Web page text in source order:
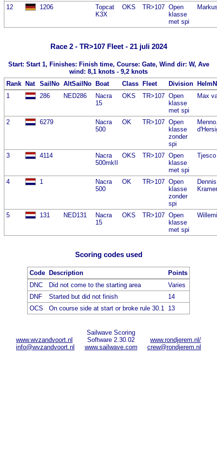
12 1206
Topcat
K3X
OKS TR>107 Open
klasse
met spi
Race 2 - TR>107 Fleet - 21 juli 2024
Start: Start 1, Finishes: Finish time, Course: Gate, Wind dir: W, Ave
wind: 8,1 knots - 9,2 knots
Rank
Nat SailNo AltSailNo Boat Class Fleet Division
1
286 NED286
Nacra
15
OKS TR>107 Open
klasse
met spi
Max
2 6279
Nacra
500
OK TR>107 Open
klasse
zonder
spi
3 4114
Nacra
500mkII
OKS TR>107 Open
klasse
met spi
4 1
Nacra
500
OK TR>107 Open
klasse
zonder
spi
Kramer
5 131 NED131
Nacra
15
OKS TR>107 Open
klasse
met spi
Scoring codes used
Code Description
Points
DNC
Did not come to the starting area
Varies
DNF
Started but did not finish
14
OCS
On course side at start or broke rule 30.1 13
www.wvzandvoort.nl
info@wvzandvoort.nl
www.rondjerem.nl/
crew@rondjerem.nl
Sailwave Scoring
Software 2.30.02
www.sailwave.com